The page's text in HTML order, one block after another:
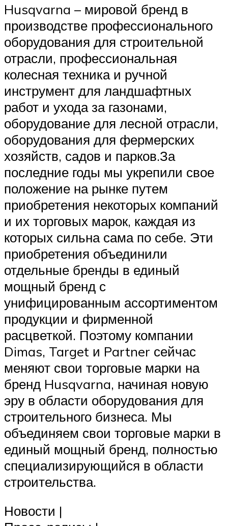
Husqvarna – мировой бренд в
производстве профессионального
оборудования для строительной
отрасли, профессиональная
колесная техника и ручной
инструмент для ландшафтных
работ и ухода за газонами,
оборудование для лесной отрасли,
оборудования для фермерских
хозяйств, садов и парков.За
последние годы мы укрепили свое
положение на рынке путем
приобретения некоторых компаний
и их торговых марок, каждая из
которых сильна сама по себе. Эти
приобретения объединили
отдельные бренды в единый
мощный бренд с
унифицированным ассортиментом
продукции и фирменной
расцветкой. Поэтому компании
Dimas, Target и Partner сейчас
меняют свои торговые марки на
бренд Husqvarna, начиная новую
эру в области оборудования для
строительного бизнеса. Мы
объединяем свои торговые марки в
единый мощный бренд, полностью
специализирующийся в области
строительства.
Новости |